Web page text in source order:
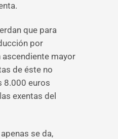
que para
por
ascendiente mayor
de éste no
8.000 euros
exentas del
se da,